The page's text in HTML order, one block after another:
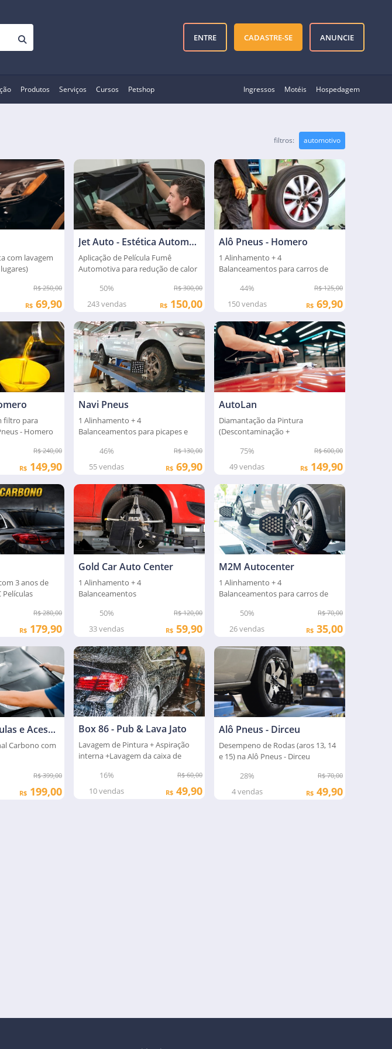
ENTRE CADASTRE-SE ANUNCIE
Produtos Serviços Cursos Petshop Ingressos Motéis Hospedagem
filtros: automotivo
com lavagem
R$ 250,00
R$ 69,90
Jet Auto - Estética Automotiva
Aplicação de Película Fumê
Automotiva para redução de calor
50%
R$ 300,00
243vendas R$ 150,00
Alô Pneus - Homero
1 Alinhamento + 4
Balanceamentos para carros de
44% R$ 125,00
150vendas R$ 69,90
filtro para
- Homero
R$ 240,00
R$ 149,90
Navi Pneus
1 Alinhamento + 4
Balanceamentos para picapes e
46% R$ 130,00
55vendas R$ 69,90
AutoLan
Diamantação da Pintura
(Descontaminação +
75% R$ 600,00
49vendas R$ 149,90
3 anos de
Películas
R$ 280,00
R$ 179,90
Gold Car Auto Center
1 Alinhamento + 4
Balanceamentos
50% R$ 120,00
33vendas R$ 59,90
M2M Autocenter
1 Alinhamento + 4
Balanceamentos para carros de
50% R$ 70,00
26vendas R$ 35,00
Teresina Películas e Acessórios
Carbono com
R$ 399,00
R$ 199,00
Box 86 - Pub & Lava Jato
Lavagem de Pintura + Aspiração
interna +Lavagem da caixa de
16% R$ 60,00
10vendas R$ 49,90
Alô Pneus - Dirceu
Desempeno de Rodas (aros 13, 14
e 15) na Alô Pneus - Dirceu
28%
R$ 70,00
4vendas R$ 49,90